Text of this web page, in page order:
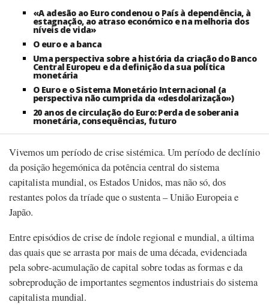
«A adesão ao Euro condenou o País à dependência, à
estagnação, ao atraso económico e na melhoria dos
níveis de vida»
O euro e a banca
Uma perspectiva sobre a história da criação do Banco
Central Europeu e da definição da sua política
monetária
O Euro e o Sistema Monetário Internacional (a
perspectiva não cumprida da «desdolarização»)
20 anos de circulação do Euro: Perda de soberania
monetária, consequências, futuro
Vivemos um período de crise sistémica. Um período de declínio
da posição hegemónica da potência central do sistema
capitalista mundial, os Estados Unidos, mas não só, dos
restantes polos da tríade que o sustenta – União Europeia e
Japão.
Entre episódios de crise de índole regional e mundial, a última
das quais que se arrasta por mais de uma década, evidenciada
pela sobre-acumulação de capital sobre todas as formas e da
sobreprodução de importantes segmentos industriais do sistema
capitalista mundial.